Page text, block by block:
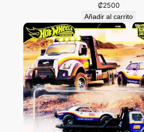
₡2500
Añadir al carrito